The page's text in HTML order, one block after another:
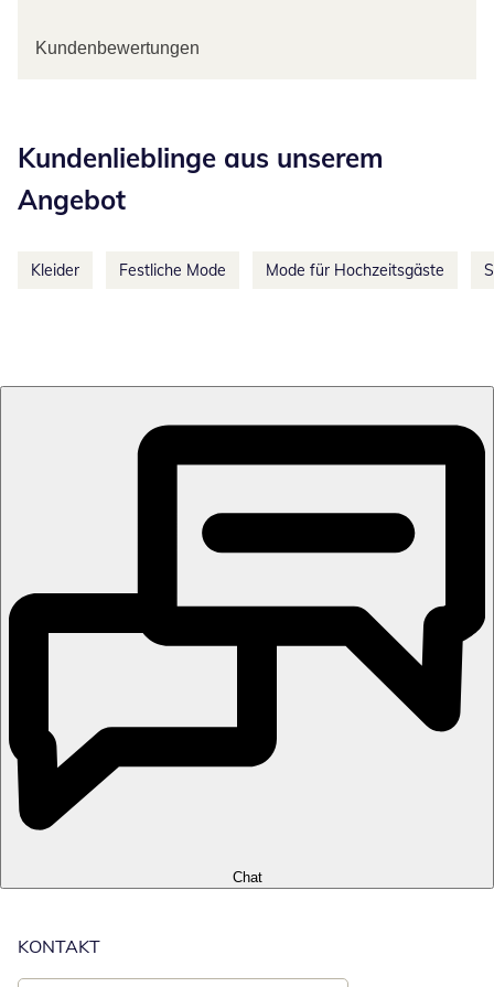
Kundenbewertungen
Kundenlieblinge aus unserem
Angebot
Kleider Festliche Mode Mode für Hochzeitsgäste
Chat
KONTAKT